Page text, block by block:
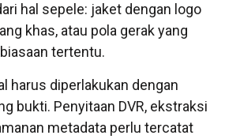
hal sepele: jaket dengan logo
khas, atau pola gerak yang
tertentu.
harus diperlakukan dengan
bukti. Penyitaan DVR, ekstraksi
metadata perlu tercatat